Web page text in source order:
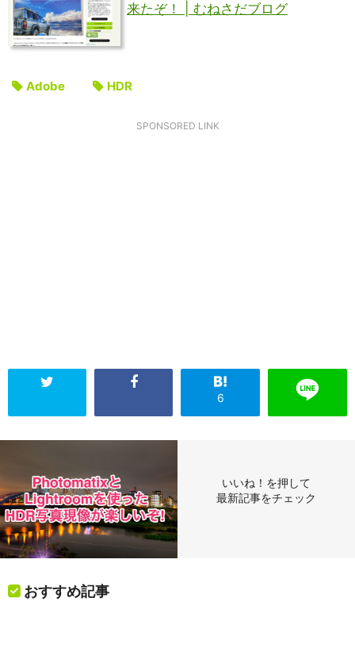
来たぞ！ | むねさだブログ
Adobe HDR
SPONSORED LINK
6
いいね！を押して
最新記事をチェック
おすすめ記事